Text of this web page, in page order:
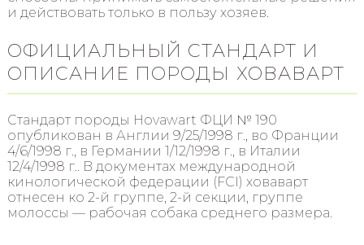
и действовать только в пользу хозяев.
ОФИЦИАЛЬНЫЙ СТАНДАРТ И
ОПИСАНИЕ ПОРОДЫ ХОВАВАРТ
Стандарт породы Hovawart ФЦИ № 190
опубликован в Англии 9/25/1998 г., во Франции
4/6/1998 г., в Германии 1/12/1998 г., в Италии
12/4/1998 г.. В документах международной
кинологической федерации (FCI) ховаварт
отнесен ко 2-й группе, 2-й секции, группе
молоссы — рабочая собака среднего размера.